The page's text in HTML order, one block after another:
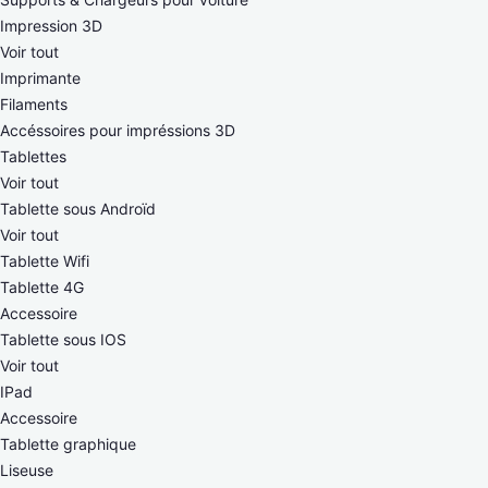
Impression 3D
Voir tout
Imprimante
Filaments
Accéssoires pour impréssions 3D
Tablettes
Voir tout
Tablette sous Androïd
Voir tout
Tablette Wifi
Tablette 4G
Accessoire
Tablette sous IOS
Voir tout
IPad
Accessoire
Tablette graphique
Liseuse